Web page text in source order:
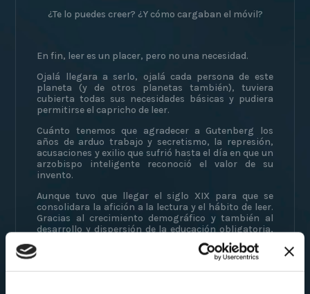
¿Te lo puedes creer? ¿Y cómo cargaban el móvil?
En fin, leer es un placer, pero no una necesidad.
Ojalá llegara a serlo, ojalá cada persona de este
planeta (y de otros planetas también), tuviera
cubierta todas sus necesidades básicas y pudiera
permitirse el capricho de leer.
Cuánto tenemos que agradecer a Gutenberg los
años de arduo trabajo y secretismo, la represión,
acusaciones y exilio que sufrió hasta el día en que un
arzobispo inteligente reconoció el valor de su
invento.
Aunque tuvo que llegar el siglo XIX para que se
consolidara la afición a la lectura y el hábito de leer.
Gracias al crecimiento demográfico y también al
desarrollo y dispersión de la educación obligatoria,
creció el número de humanos que aprendieron a
He querido hacer un pequeño alegato a lo